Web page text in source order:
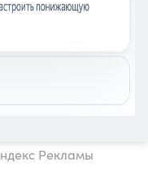
Рекламы